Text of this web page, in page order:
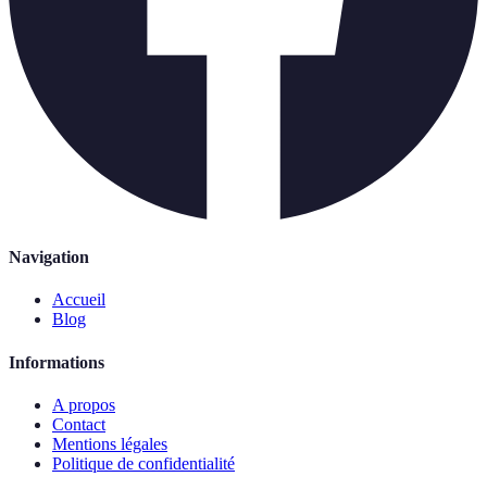
Navigation
Accueil
Blog
Informations
A propos
Contact
Mentions légales
Politique de confidentialité